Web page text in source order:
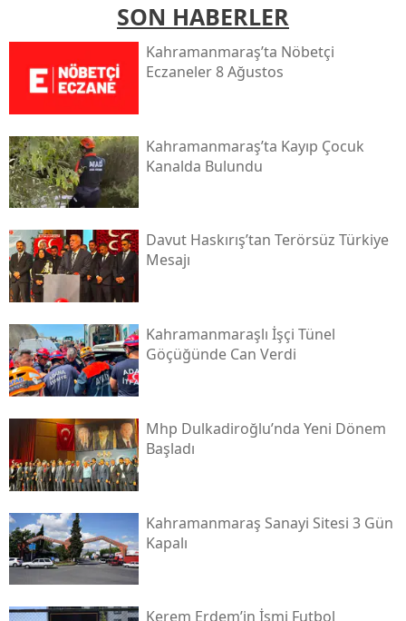
SON HABERLER
Kahramanmaraş’ta Nöbetçi
Eczaneler 8 Ağustos
Kahramanmaraş’ta Kayıp Çocuk
Kanalda Bulundu
Davut Haskırış’tan Terörsüz Türkiye
Mesajı
Kahramanmaraşlı İşçi Tünel
Göçüğünde Can Verdi
Mhp Dulkadiroğlu’nda Yeni Dönem
Başladı
Kahramanmaraş Sanayi Sitesi 3 Gün
Kapalı
Kerem Erdem’in İsmi Futbol